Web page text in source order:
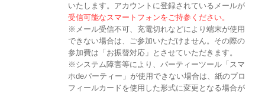
いたします。アカウントに登録されているメールが
受信可能なスマートフォンをご持参ください。
※メール受信不可、充電切れなどにより端末が使用
できない場合は、ご参加いただけません。その際の
参加費は「お振替対応」とさせていただきます。
※システム障害等により、パーティーツール「スマ
ホdeパーティー」が使用できない場合は、紙のプロ
フィールカードを使用した形式に変更となる場合が